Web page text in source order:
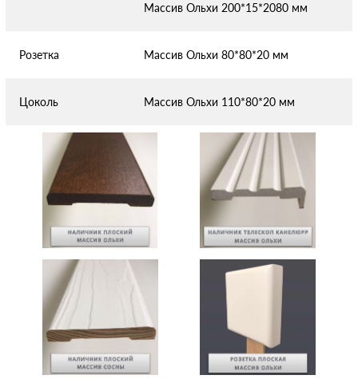
Массив Ольхи 200*15*2080 мм
Розетка Массив Ольхи 80*80*20 мм
Цоколь Массив Ольхи 110*80*20 мм